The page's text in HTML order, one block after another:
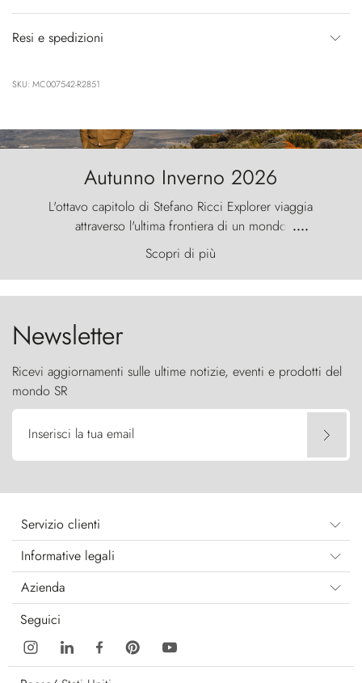
Resi e spedizioni
SKU: MC007542-R2851
Autunno Inverno 2026
L'ottavo capitolo di Stefano Ricci Explorer viaggia
attraverso l'ultima frontiera di un mondo
primordiale, dove il vento scolpisce la natura con
furia ancestrale e le Torres del Paine sfidano il
cielo come sentinelle di pietra.
....
Scopri di più
Newsletter
Ricevi aggiornamenti sulle ultime notizie, eventi e prodotti del
mondo SR
Inserisci la tua email
Servizio clienti
Informative legali
Azienda
Seguici